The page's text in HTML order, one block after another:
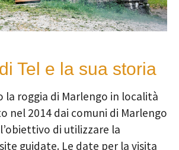
Tel e la sua storia
la roggia di Marlengo in località
nel 2014 dai comuni di Marlengo
di utilizzare la
guidate. Le date per la visita